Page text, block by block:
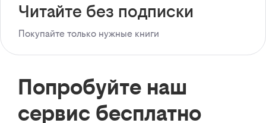
Читайте без подписки
Покупайте только нужные книги
Попробуйте наш
сервис бесплатно